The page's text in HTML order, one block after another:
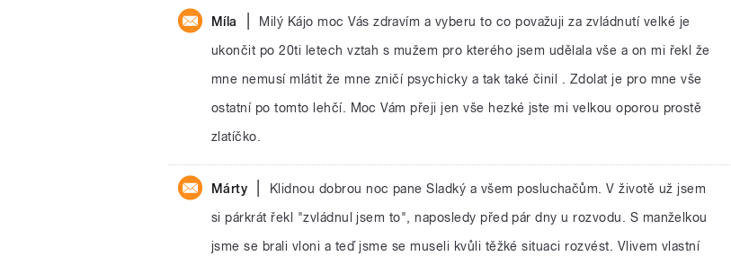
Míla
Milý Kájo moc Vás zdravím a vyberu to co považuji za zvládnutí velké je
ukončit po 20ti letech vztah s mužem pro kterého jsem udělala vše a on mi řekl že
mne nemusí mlátit že mne zničí psychicky a tak také činil . Zdolat je pro mne vše
ostatní po tomto lehčí. Moc Vám přeji jen vše hezké jste mi velkou oporou prostě
zlatíčko.
Márty
Klidnou dobrou noc pane Sladký a všem posluchačům. V životě už jsem
si párkrát řekl "zvládnul jsem to", naposledy před pár dny u rozvodu. S manželkou
jsme se brali vloni a teď jsme se museli kvůli těžké situaci rozvést. Vlivem vlastní